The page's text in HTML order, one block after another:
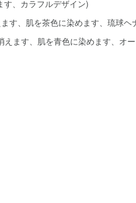
、カラフルデザイン)
す、肌を茶色に染めます、琉球ヘ
ます、肌を青色に染めます、オ